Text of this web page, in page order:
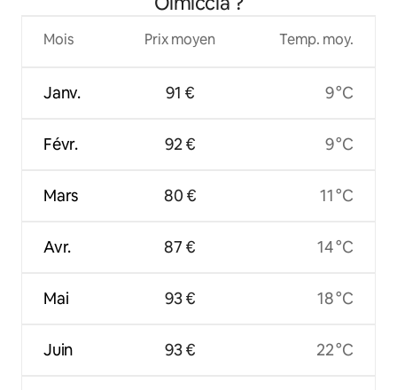
Mois
Janv.
Févr.
Mars
Avr.
Mai
Juin
Prix moyen
91 €
92 €
80 €
87 €
93 €
93 €
Temp. moy.
9 °C
9 °C
11 °C
14 °C
18 °C
22 °C